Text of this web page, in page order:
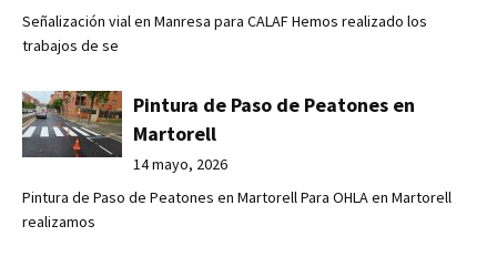
Señalización vial en Manresa para CALAF Hemos realizado los
trabajos de se
Pintura de Paso de Peatones en
Martorell
14 mayo, 2026
Pintura de Paso de Peatones en Martorell Para OHLA en Martorell
realizamos